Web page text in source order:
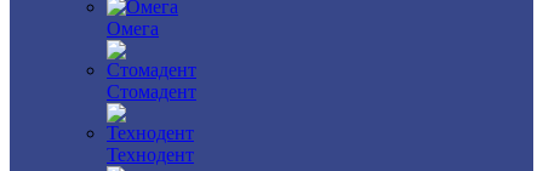
Омега
Стомадент
Технодент